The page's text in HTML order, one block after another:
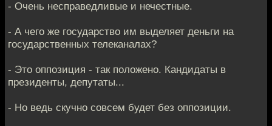
- Очень несправедливые и нечестные.
- А чего же государство им выделяет деньги на
государственных телеканалах?
- Это оппозиция - так положено. Кандидаты в
президенты, депутаты...
- Но ведь скучно совсем будет без оппозиции.